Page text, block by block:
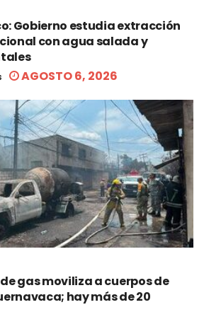
Gobierno estudia extracción
con agua salada y
AGOSTO 6, 2026
gas moviliza a cuerpos de
hay más de 20